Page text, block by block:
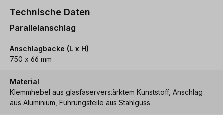
Technische Daten
Parallelanschlag
Anschlagbacke (L x H)
750 x 66 mm
Material
Klemmhebel aus glasfaserverstärktem Kunststoff, Anschlag
aus Aluminium, Führungsteile aus Stahlguss